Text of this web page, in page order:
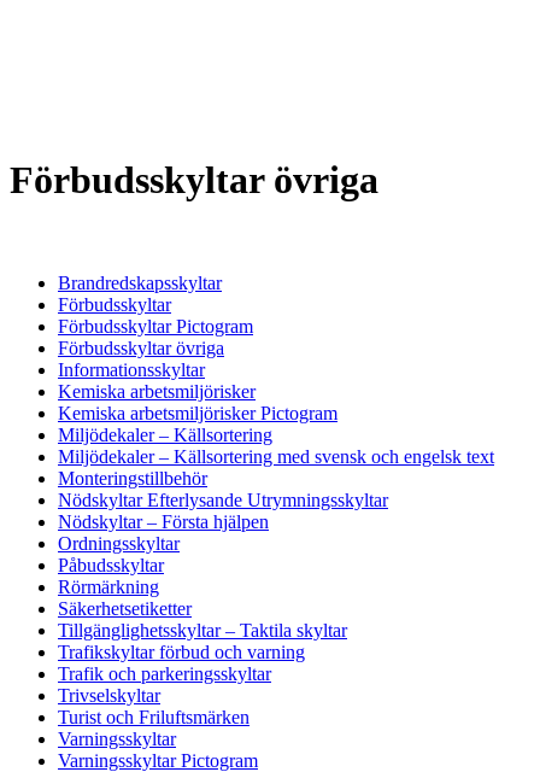
Förbudsskyltar övriga
Brandredskapsskyltar
Förbudsskyltar
Förbudsskyltar Pictogram
Förbudsskyltar övriga
Informationsskyltar
Kemiska arbetsmiljörisker
Kemiska arbetsmiljörisker Pictogram
Miljödekaler – Källsortering
Miljödekaler – Källsortering med svensk och engelsk text
Monteringstillbehör
Nödskyltar Efterlysande Utrymningsskyltar
Nödskyltar – Första hjälpen
Ordningsskyltar
Påbudsskyltar
Rörmärkning
Säkerhetsetiketter
Tillgänglighetsskyltar – Taktila skyltar
Trafikskyltar förbud och varning
Trafik och parkeringsskyltar
Trivselskyltar
Turist och Friluftsmärken
Varningsskyltar
Varningsskyltar Pictogram